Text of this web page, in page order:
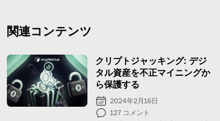
関連コンテンツ
クリプトジャッキング: デジ
タル資産を不正マイニングか
ら保護する
2024年2月16日
127 コメント